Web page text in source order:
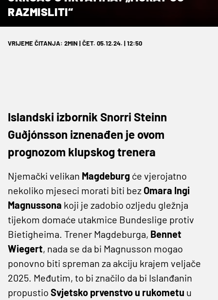
RAZMISLITI“
VRIJEME ČITANJA: 2MIN | ČET. 05.12.24. | 12:50
Islandski izbornik Snorri Steinn
Guðjónsson iznenađen je ovom
prognozom klupskog trenera
Njemački velikan Magdeburg će vjerojatno
nekoliko mjeseci morati biti bez Omara Ingi
Magnussona koji je zadobio ozljedu gležnja
tijekom domaće utakmice Bundeslige protiv
Bietigheima. Trener Magdeburga, Bennet
Wiegert, nada se da bi Magnusson mogao
ponovno biti spreman za akciju krajem veljače
2025. Međutim, to bi značilo da bi Islanđanin
propustio Svjetsko prvenstvo u rukometu u